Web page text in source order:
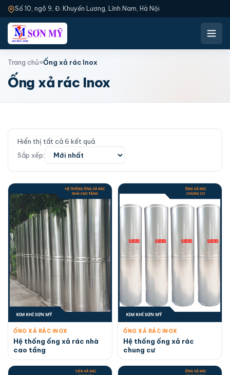
Số 10, ngõ 9, Đ. Khuyến Lương, Lĩnh Nam, Hà Nội
Trang chủ»Ống xả rác Inox
Ống xả rác Inox
Hiển thị tất cả 6 kết quảĐã sắp xếp theo mới nhất
Sắp xếp:
ỐNG XẢ RÁC INOX
Hệ thống ống xả rác nhà
cao tầng
ỐNG XẢ RÁC INOX
Hệ thống ống xả rác
chung cư